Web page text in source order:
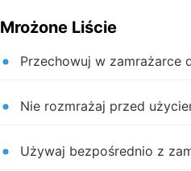
Mrożone Liście
Przechowuj w zamrażarce
Nie rozmrażaj przed
Używaj bezpośrednio z